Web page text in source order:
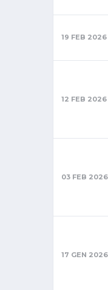
19 FEB 2026
12 FEB 2026
03 FEB 2026
17 GEN 2026